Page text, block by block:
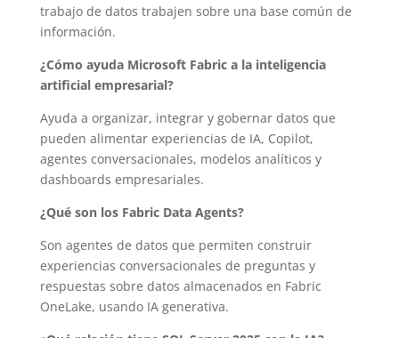
trabajo de datos trabajen sobre una base común de
información.
¿Cómo ayuda Microsoft Fabric a la inteligencia
artificial empresarial?
Ayuda a organizar, integrar y gobernar datos que
pueden alimentar experiencias de IA, Copilot,
agentes conversacionales, modelos analíticos y
dashboards empresariales.
¿Qué son los Fabric Data Agents?
Son agentes de datos que permiten construir
experiencias conversacionales de preguntas y
respuestas sobre datos almacenados en Fabric
OneLake, usando IA generativa.